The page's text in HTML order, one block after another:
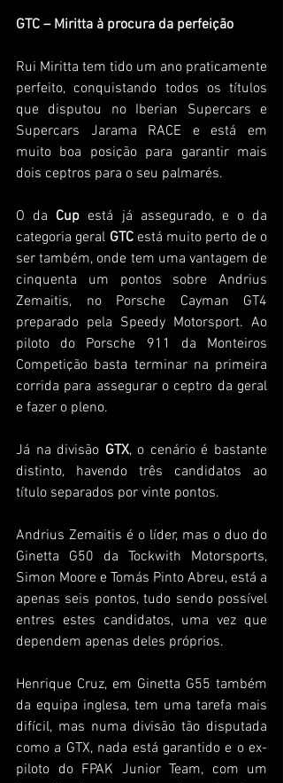
GTC – Miritta à procura da perfeição
Rui Miritta tem tido um ano praticamente
perfeito, conquistando todos os títulos
que disputou no Iberian Supercars e
Supercars Jarama RACE e está em
muito boa posição para garantir mais
dois ceptros para o seu palmarés.
O da Cup está já assegurado, e o da
categoria geral GTC está muito perto de o
ser também, onde tem uma vantagem de
cinquenta um pontos sobre Andrius
Zemaitis, no Porsche Cayman GT4
preparado pela Speedy Motorsport. Ao
piloto do Porsche 911 da Monteiros
Competição basta terminar na primeira
corrida para assegurar o ceptro da geral
e fazer o pleno.
Já na divisão GTX, o cenário é bastante
distinto, havendo três candidatos ao
título separados por vinte pontos.
Andrius Zemaitis é o líder, mas o duo do
Ginetta G50 da Tockwith Motorsports,
Simon Moore e Tomás Pinto Abreu, está a
apenas seis pontos, tudo sendo possível
entres estes candidatos, uma vez que
dependem apenas deles próprios.
Henrique Cruz, em Ginetta G55 também
da equipa inglesa, tem uma tarefa mais
difícil, mas numa divisão tão disputada
como a GTX, nada está garantido e o ex-
piloto do FPAK Junior Team, com um